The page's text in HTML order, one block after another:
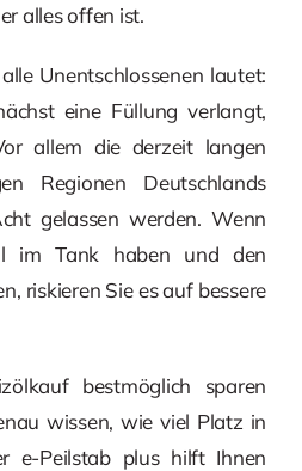
alles offen ist.
Unentschlossenen lautet:
eine Füllung verlangt,
allem die derzeit langen
Regionen Deutschlands
gelassen werden. Wenn
im Tank haben und den
riskieren Sie es auf bessere
bestmöglich sparen
wissen, wie viel Platz in
e-Peilstab plus hilft Ihnen